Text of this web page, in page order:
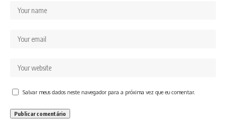
Salvar meus dados neste navegador para a próxima vez que eu comentar.